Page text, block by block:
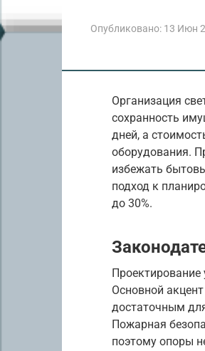
Опубликовано: 13 Июн
Организация
сохранность
дней, а
оборудования.
избежать
подход к
до 30%.
Проектирование
Основной
достаточным
Пожарная
поэтому опоры